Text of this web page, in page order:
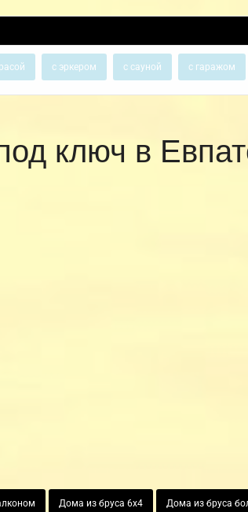
с эркером с сауной с гаражом
ключ в
Дома из бруса 6х4 Дома из бруса